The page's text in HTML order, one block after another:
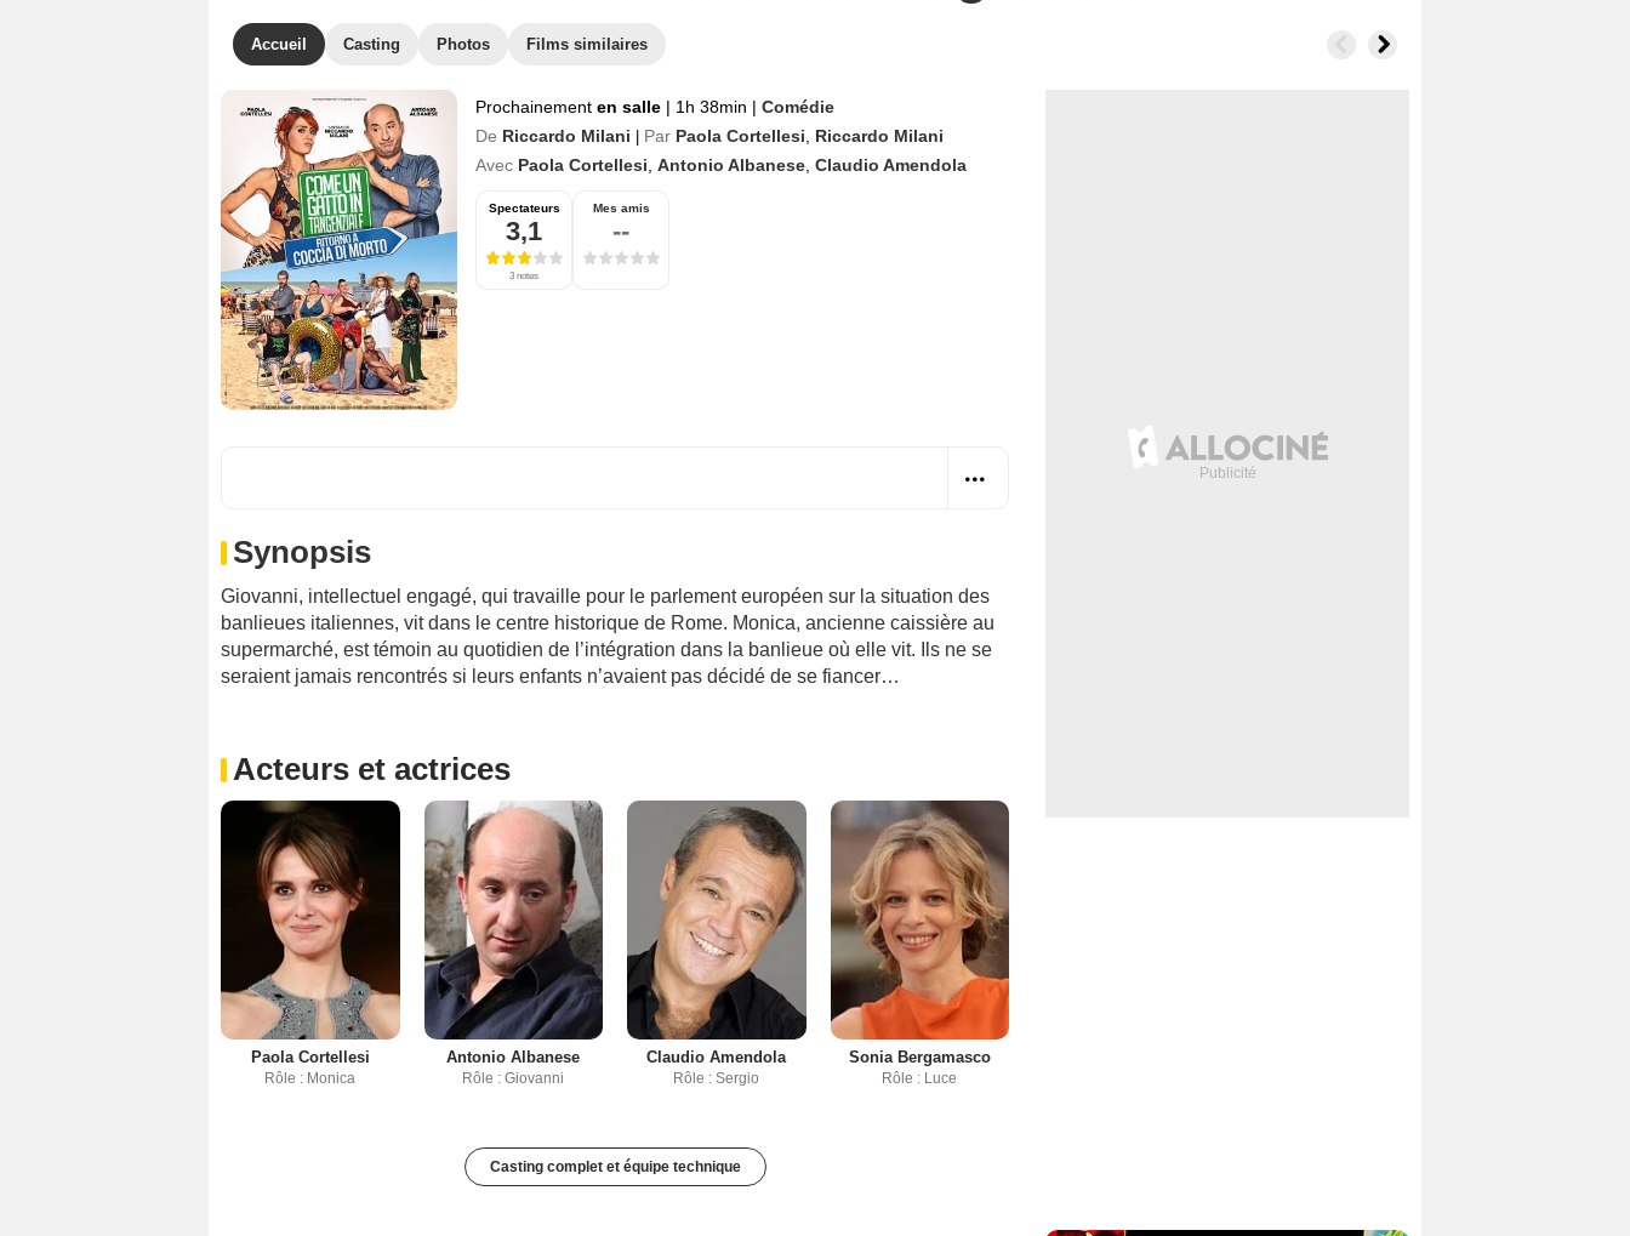
Accueil Casting Photos Films similaires
Prochainement en salle | 1h 38min | Comédie
De Riccardo Milani Par Paola Cortellesi
Riccardo Milani
Avec Paola Cortellesi Antonio Albanese Claudio Amendola
Spectateurs
3,1
3 notes
Mes amis
--
Synopsis
Giovanni, intellectuel engagé, qui travaille pour le parlement européen sur la situation des
banlieues italiennes, vit dans le centre historique de Rome. Monica, ancienne caissière au
supermarché, est témoin au quotidien de l’intégration dans la banlieue où elle vit. Ils ne se
seraient jamais rencontrés si leurs enfants n’avaient pas décidé de se fiancer…
Acteurs et actrices
Paola Cortellesi
Rôle : Monica
Antonio Albanese
Rôle : Giovanni
Claudio Amendola
Rôle : Sergio
Sonia Bergamasco
Rôle : Luce
Casting complet et équipe technique